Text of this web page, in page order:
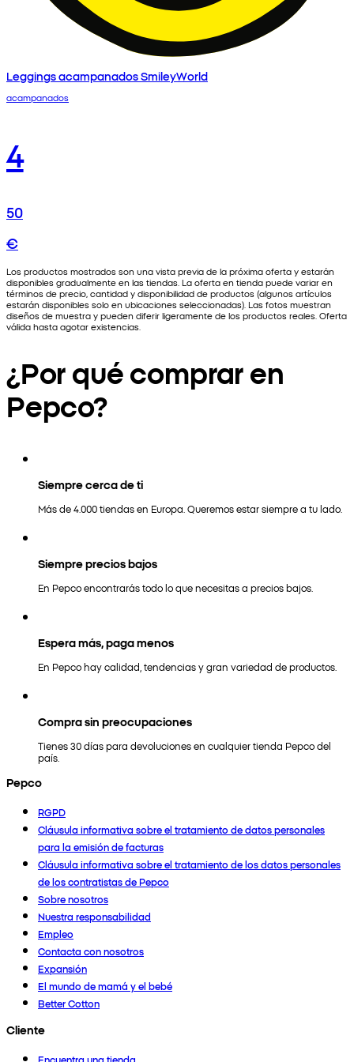
Leggings acampanados SmileyWorld
acampanados
4
50
€
Los productos mostrados son una vista previa de la próxima oferta y estarán
disponibles gradualmente en las tiendas. La oferta en tienda puede variar en
términos de precio, cantidad y disponibilidad de productos (algunos artículos
estarán disponibles solo en ubicaciones seleccionadas). Las fotos muestran
diseños de muestra y pueden diferir ligeramente de los productos reales. Oferta
válida hasta agotar existencias.
¿Por qué comprar en
Pepco?
Siempre cerca de ti
Más de 4.000 tiendas en Europa. Queremos estar siempre a tu lado.
Siempre precios bajos
En Pepco encontrarás todo lo que necesitas a precios bajos.
Espera más, paga menos
En Pepco hay calidad, tendencias y gran variedad de productos.
Compra sin preocupaciones
Tienes 30 días para devoluciones en cualquier tienda Pepco del
país.
Pepco
RGPD
Cláusula informativa sobre el tratamiento de datos personales
para la emisión de facturas
Cláusula informativa sobre el tratamiento de los datos personales
de los contratistas de Pepco
Sobre nosotros
Nuestra responsabilidad
Empleo
Contacta con nosotros
Expansión
El mundo de mamá y el bebé
Better Cotton
Cliente
Encuentra una tienda